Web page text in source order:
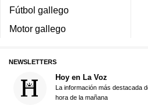
Fútbol gallego
Motor gallego
NEWSLETTERS
Hoy en La Voz
La información más destacada
hora de la mañana